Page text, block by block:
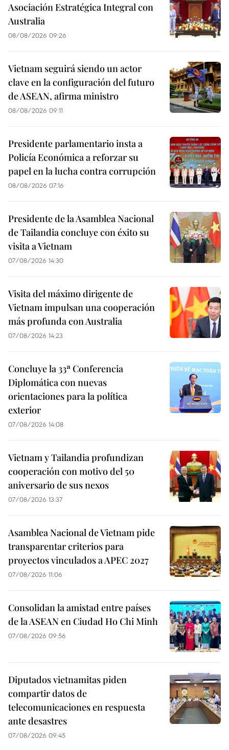
Asociación Estratégica Integral con
Australia
08/08/2026 09:26
Vietnam seguirá siendo un actor
clave en la configuración del futuro
de ASEAN, afirma ministro
08/08/2026 09:11
Presidente parlamentario insta a
Policía Económica a reforzar su
papel en la lucha contra corrupción
08/08/2026 07:16
Presidente de la Asamblea Nacional
de Tailandia concluye con éxito su
visita a Vietnam
07/08/2026 14:30
Visita del máximo dirigente de
Vietnam impulsan una cooperación
más profunda con Australia
07/08/2026 14:23
Concluye la 33ª Conferencia
Diplomática con nuevas
orientaciones para la política
exterior
07/08/2026 14:08
Vietnam y Tailandia profundizan
cooperación con motivo del 50
aniversario de sus nexos
07/08/2026 13:37
Asamblea Nacional de Vietnam pide
transparentar criterios para
proyectos vinculados a APEC 2027
07/08/2026 11:06
Consolidan la amistad entre países
de la ASEAN en Ciudad Ho Chi Minh
07/08/2026 09:56
Diputados vietnamitas piden
compartir datos de
telecomunicaciones en respuesta
ante desastres
07/08/2026 09:45